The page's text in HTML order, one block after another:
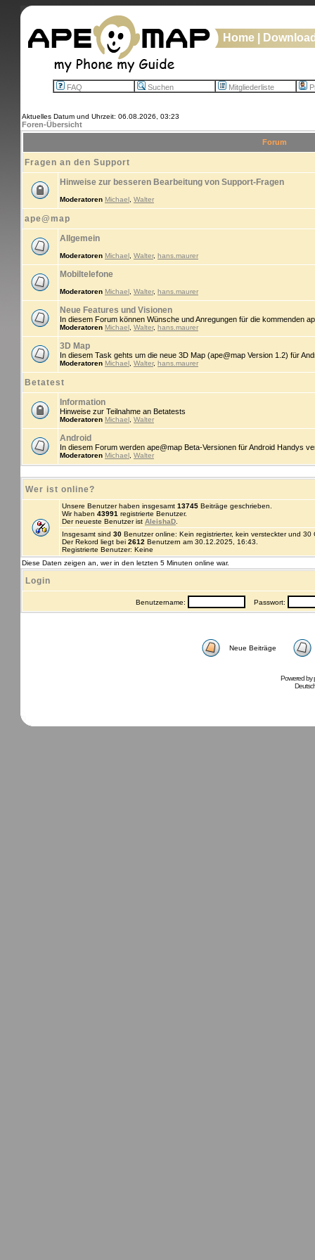
Home
FAQ Suchen Mitgliederliste
Aktuelles Datum und Uhrzeit: 06.08.2026, 03:23
Foren-Übersicht
Forum
Fragen an den Support
Hinweise zur besseren Bearbeitung von Support-Fragen
Moderatoren Michael Walter
ape@map
Allgemein
Moderatoren Michael Walter, hans.maurer
Mobiltelefone
Moderatoren Michael Walter, hans.maurer
Neue Features und Visionen
In diesem Forum können Wünsche und Anregungen für die kommenden
Moderatoren Michael Walter, hans.maurer
3D Map
In diesem Task gehts um die neue 3D Map (ape@map Version 1.2) für
Moderatoren Michael Walter, hans.maurer
Betatest
Information
Hinweise zur Teilnahme an Betatests
Moderatoren Michael Walter
Android
In diesem Forum werden ape@map Beta-Versionen für Android Handys
Moderatoren Michael Walter
Wer ist online?
Unsere Benutzer haben insgesamt 13745 Beiträge geschrieben.
Wir haben 43991 registrierte Benutzer.
Der neueste Benutzer ist AleishaD
Insgesamt sind 30 Benutzer online: Kein registrierter, kein versteckter und
Der Rekord liegt bei 2612 Benutzern am 30.12.2025, 16:43.
Registrierte Benutzer: Keine
Diese Daten zeigen an, wer in den letzten 5 Minuten online war.
Login
Benutzername: Passwort:
Neue Beiträge
Powered by